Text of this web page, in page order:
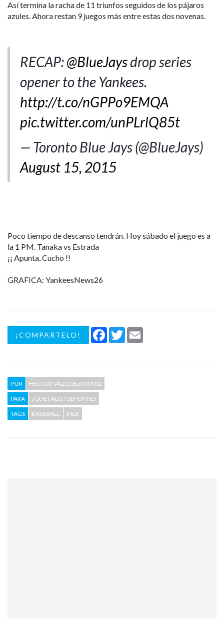
Así termina la racha de 11 triunfos seguidos de los pájaros
azules. Ahora restan 9 juegos más entre estas dos novenas.
RECAP:@BlueJaysdrop series
opener to the Yankees.
http://t.co/nGPPo9EMQA
pic.twitter.com/unPLrlQ85t
— Toronto Blue Jays (@BlueJays)
August 15, 2015
Poco tiempo de descanso tendrán. Hoy sábado el juego es a
la 1 PM. Tanaka vs Estrada
¡¡ Apunta, Cucho !!
GRAFICA: YankeesNews26
¡COMPARTELO! Facebook
Twitter
POR
HÉCTOR VÁZQUEZ MUÑIZ
PARA
¡QUE PALO! DEPORTES
TAGS
BASEBALL MLB